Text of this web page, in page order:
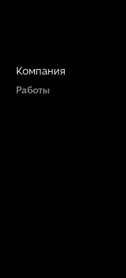
Компания
Работы